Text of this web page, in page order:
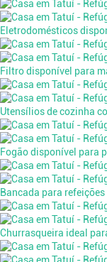
Eletrodomésticos
Filtro disponível para
Utensílios de cozinha
Fogão disponível para
Bancada para
Churrasqueira ideal